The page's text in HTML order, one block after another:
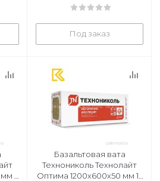
плит в уп
Под заказ
6
Базальтовая вата
Технониколь Технолайт
Оптима 1200х600х50 мм 12